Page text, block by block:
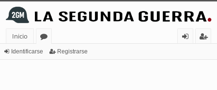
Inicio
or
Identificarse Registrarse